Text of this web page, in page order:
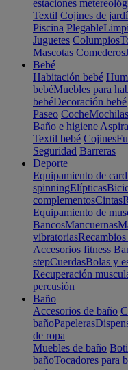
estaciones
Textil Cojines de
Piscina Plegable
Juguetes Columpios
Mascotas Comederos
Bebé
Habitación bebé
bebéMuebles para
bebéDecoración bebé
Paseo CocheMochilas
Baño e higiene
Textil bebé Cojines
Seguridad Barreras
Deporte
Equipamiento de
spinningElípticas
complementosCintas
Equipamiento de
BancosMancuernas
vibratorias
Accesorios fitness
stepCuerdasBolas y
Recuperación
percusión
Baño
Accesorios de baño
bañoPapeleras
de ropa
Muebles de baño
bañoTocadores para